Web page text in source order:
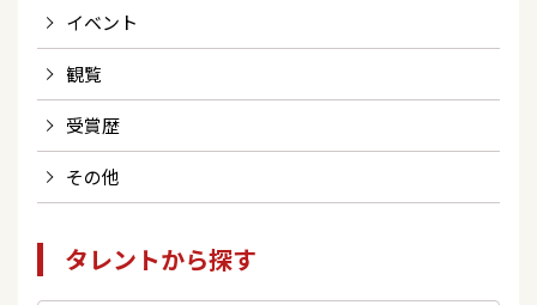
イベント
観覧
受賞歴
その他
タレントから探す